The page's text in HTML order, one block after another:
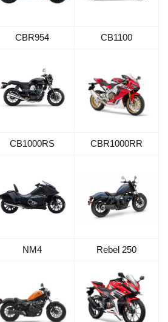
CBR954 CB1100
CB1000RS CBR1000RR
NM4 Rebel 250